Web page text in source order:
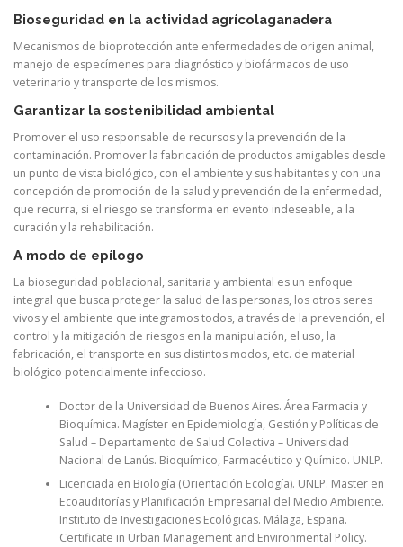
Bioseguridad en la actividad agrícolaganadera
Mecanismos de bioprotección ante enfermedades de origen animal,
manejo de especímenes para diagnóstico y biofármacos de uso
veterinario y transporte de los mismos.
Garantizar la sostenibilidad ambiental
Promover el uso responsable de recursos y la prevención de la
contaminación. Promover la fabricación de productos amigables desde
un punto de vista biológico, con el ambiente y sus habitantes y con una
concepción de promoción de la salud y prevención de la enfermedad,
que recurra, si el riesgo se transforma en evento indeseable, a la
curación y la rehabilitación.
A modo de epílogo
La bioseguridad poblacional, sanitaria y ambiental es un enfoque
integral que busca proteger la salud de las personas, los otros seres
vivos y el ambiente que integramos todos, a través de la prevención, el
control y la mitigación de riesgos en la manipulación, el uso, la
fabricación, el transporte en sus distintos modos, etc. de material
biológico potencialmente infeccioso.
Doctor de la Universidad de Buenos Aires. Área Farmacia y
Bioquímica. Magíster en Epidemiología, Gestión y Políticas de
Salud – Departamento de Salud Colectiva – Universidad
Nacional de Lanús. Bioquímico, Farmacéutico y Químico. UNLP.
Licenciada en Biología (Orientación Ecología). UNLP. Master en
Ecoauditorías y Planificación Empresarial del Medio Ambiente.
Instituto de Investigaciones Ecológicas. Málaga, España.
Certificate in Urban Management and Environmental Policy.